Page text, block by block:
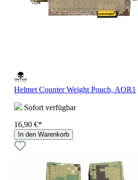
Helmet Counter Weight Pouch, AOR1
Sofort verfügbar
16,90 €*
In den Warenkorb